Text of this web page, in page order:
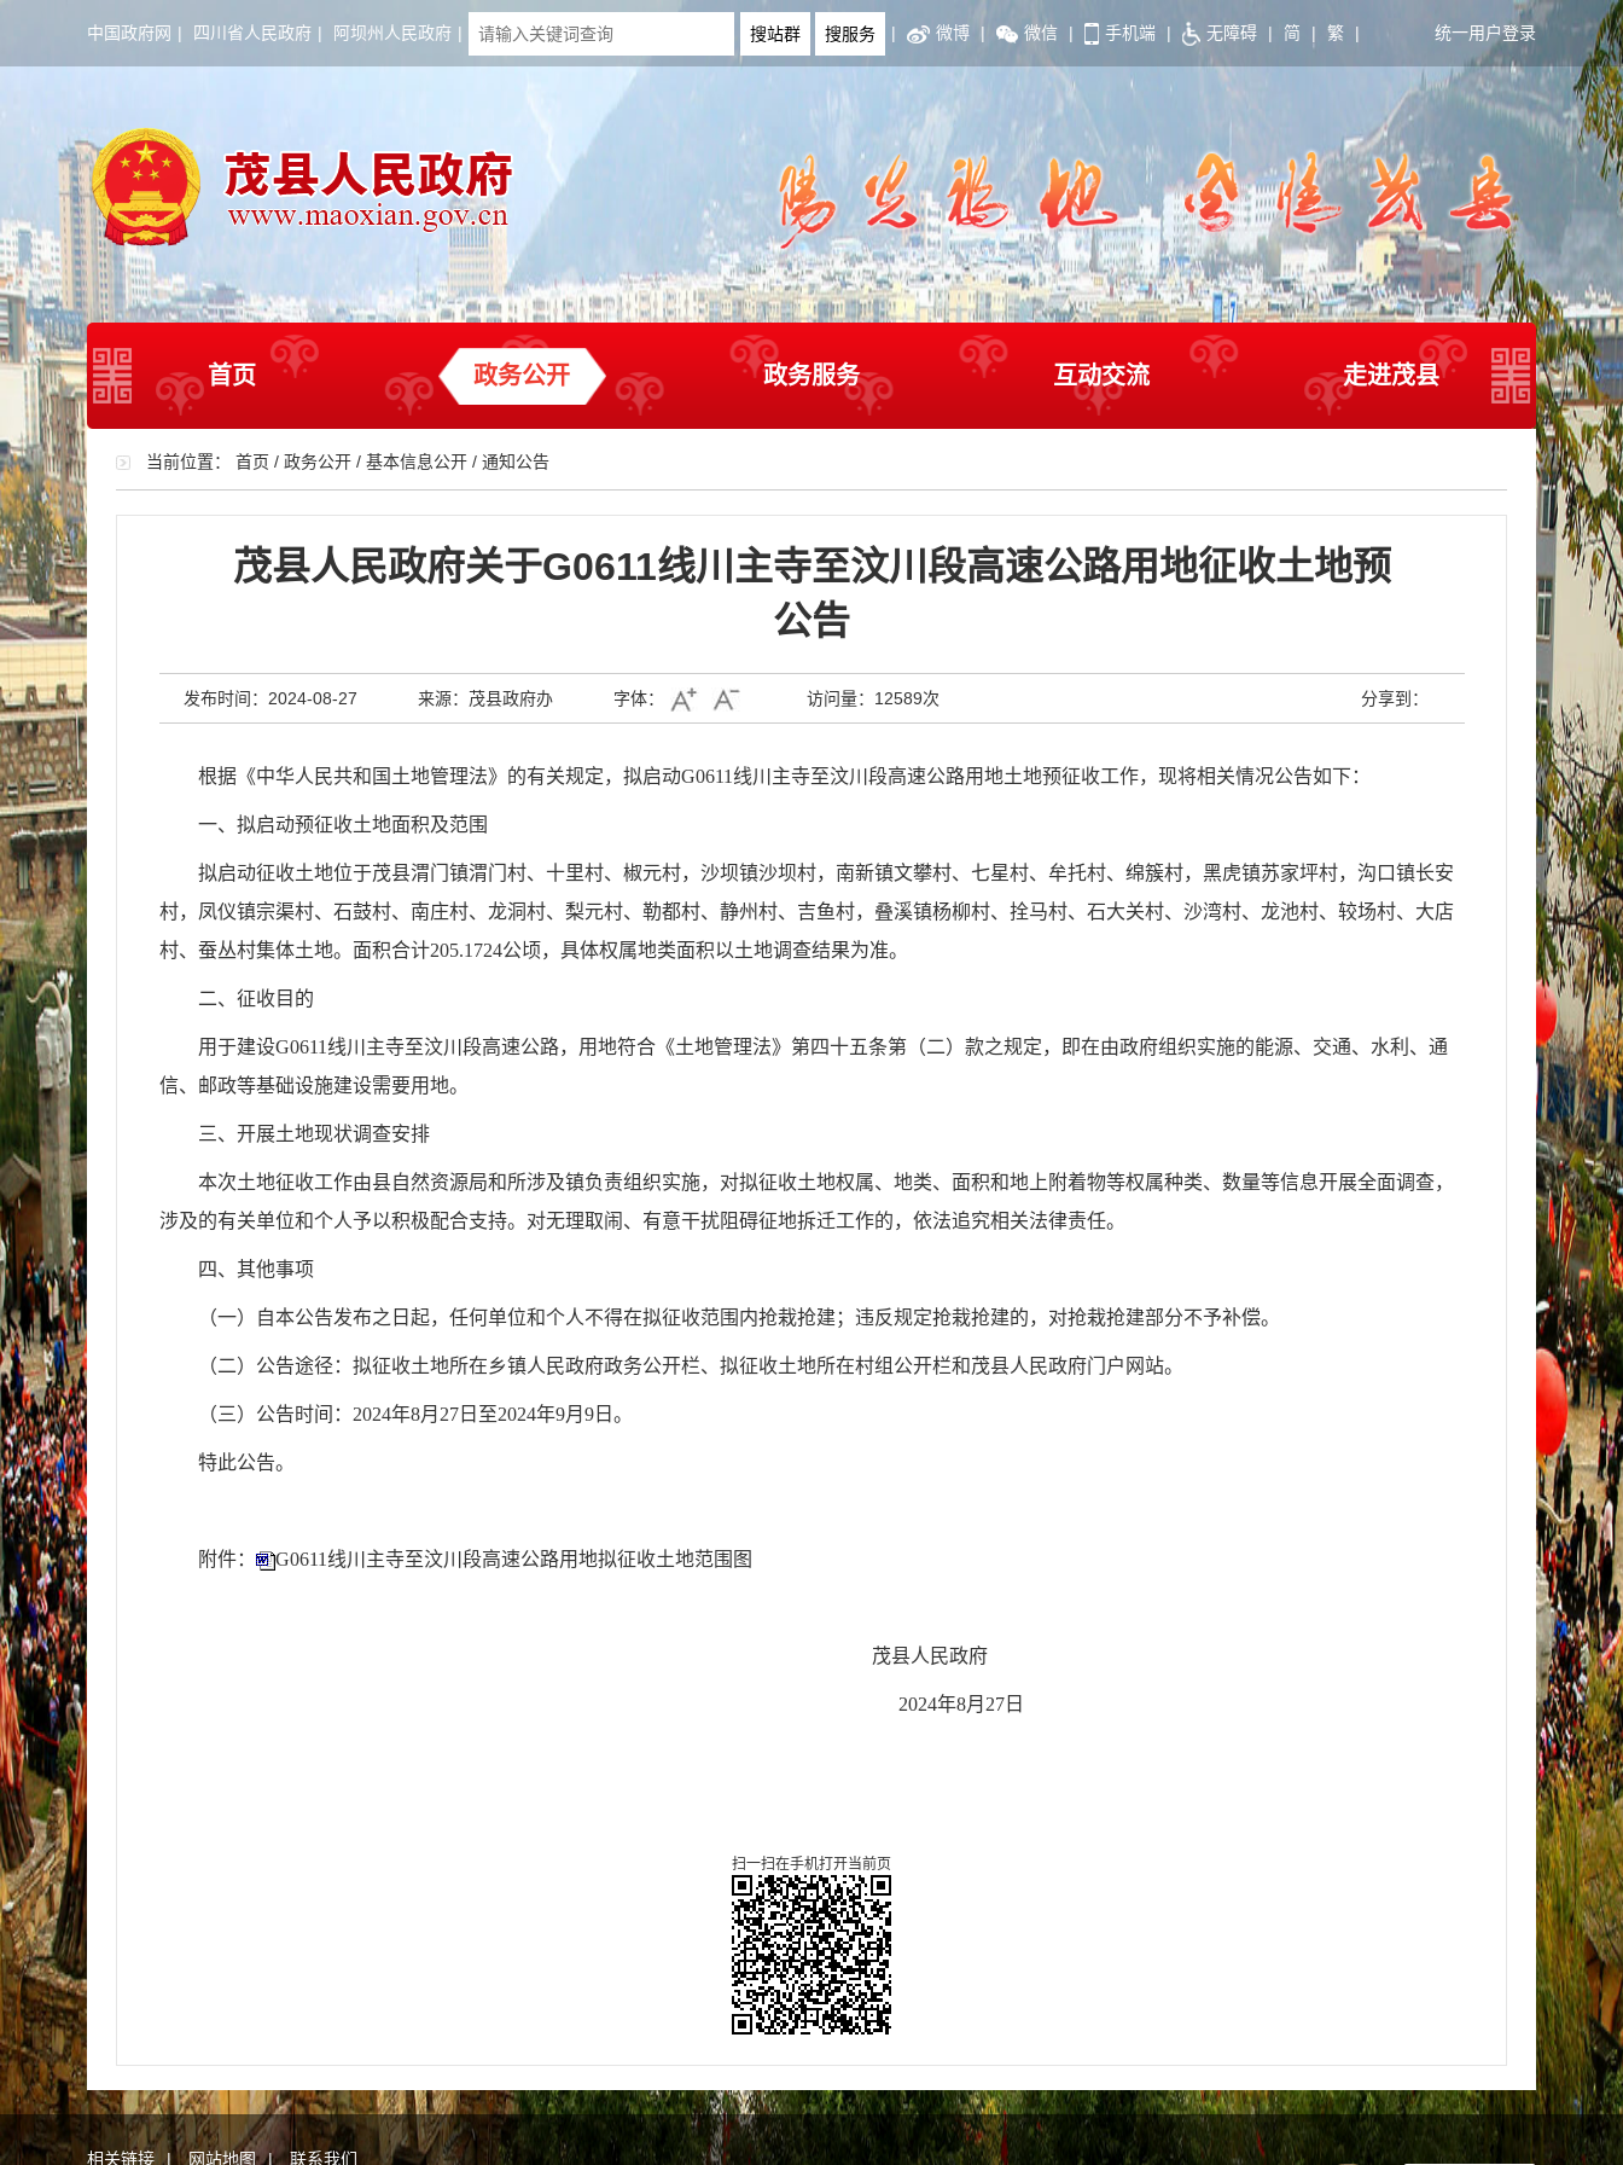
中国政府网 | 四川省人民政府 | 阿坝州人民政府 | | 微博 | 微信 | 手机端 | 无障碍 | 简 | 繁 | 统一用户登录
首页 政务公开 政务服务 互动交流 走进茂县
当前位置： 首页 / 政务公开 / 基本信息公开 / 通知公告
茂县人民政府关于G0611线川主寺至汶川段高速公路用地征收土地预
公告
发布时间：2024-08-27 来源：茂县政府办 字体： 访问量： 12589次 分享到：
根据《中华人民共和国土地管理法》的有关规定，拟启动G0611线川主寺至汶川段高速公路用地土地预征收工作，现将相关情况公告如下：
一、拟启动预征收土地面积及范围
拟启动征收土地位于茂县渭门镇渭门村、十里村、椒元村，沙坝镇沙坝村，南新镇文攀村、七星村、牟托村、绵簇村，黑虎镇苏家坪村，沟口镇长安
村，凤仪镇宗渠村、石鼓村、南庄村、龙洞村、梨元村、勒都村、静州村、吉鱼村，叠溪镇杨柳村、拴马村、石大关村、沙湾村、龙池村、较场村、大店
村、蚕丛村集体土地。 面积合计205.1724公顷，具体权属地类面积以土地调查结果为准。
二、征收目的
用于建设G0611线川主寺至汶川段高速公路， 用地符合《土地管理法》第四十五条第（二） 款之规定，即在由政府组织实施的能源、交通、水利、通
信、邮政等基础设施建设需要用地。
三、开展土地现状调查安排
本次土地征收工作由县自然资源局和所涉及镇负责组织实施，对拟征收土地权属、地类、面积和地上附着物等权属种类、数量等信息开展全面调查，
涉及的有关单位和个人予以积极配合支持。对无理取闹、有意干扰阻碍征地拆迁工作的，依法追究相关法律责任。
四、其他事项
（一） 自本公告发布之日起，任何单位和个人不得在拟征收范围内抢栽抢建；违反规定抢栽抢建的，对抢栽抢建部分不予补偿。
（二） 公告途径：拟征收土地所在乡镇人民政府政务公开栏、拟征收土地所在村组公开栏和茂县人民政府门户网站。
（三） 公告时间：2024年8月 27日至2024年9月 9日 。
特此公告。
附件： G0611线川主寺至汶川段高速公路用地拟征收土地范围图
茂县人民政府
2024年8月 27 日
扫一扫在手机打开当前页
相关链接 | 网站地图 | 联系我们